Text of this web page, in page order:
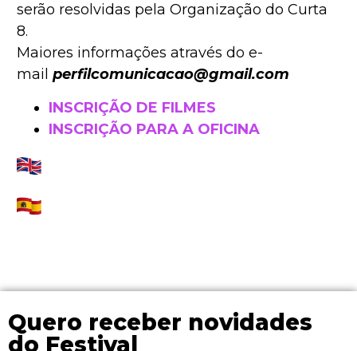
serão resolvidas pela Organização do Curta
8.
Maiores informações através do e-
mail perfilcomunicacao@gmail.com
INSCRIÇÃO DE FILMES
INSCRIÇÃO PARA A OFICINA
Quero receber novidades
do Festival